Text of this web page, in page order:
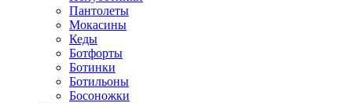
Пантолеты
Мокасины
Кеды
Ботфорты
Ботинки
Ботильоны
Босоножки